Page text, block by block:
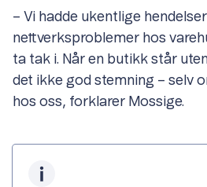
– Vi hadde ukentlige
nettverksproblemer hos
ta tak i. Når en butikk står
det ikke god stemning – selv
hos oss, forklarer Mossige.